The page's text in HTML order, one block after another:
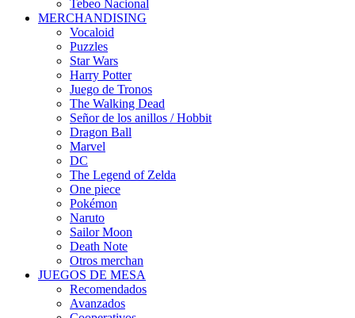
Tebeo Nacional
MERCHANDISING
Vocaloid
Puzzles
Star Wars
Harry Potter
Juego de Tronos
The Walking Dead
Señor de los anillos / Hobbit
Dragon Ball
Marvel
DC
The Legend of Zelda
One piece
Pokémon
Naruto
Sailor Moon
Death Note
Otros merchan
JUEGOS DE MESA
Recomendados
Avanzados